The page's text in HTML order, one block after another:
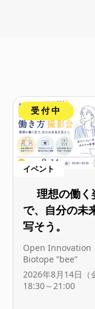
受付中
イベント
理想の働く
で、自分の未
写そう。
Open Innovation
Biotope ”bee”
2026年8月14日（
18:30～21:00